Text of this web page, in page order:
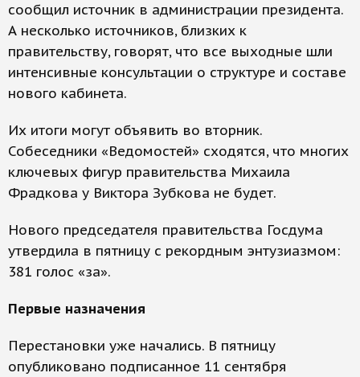
сообщил источник в администрации президента.
А несколько источников, близких к
правительству, говорят, что все выходные шли
интенсивные консультации о структуре и составе
нового кабинета.
Их итоги могут объявить во вторник.
Собеседники «Ведомостей» сходятся, что многих
ключевых фигур правительства Михаила
Фрадкова у Виктора Зубкова не будет.
Нового председателя правительства Госдума
утвердила в пятницу с рекордным энтузиазмом:
381 голос «за».
Первые назначения
Перестановки уже начались. В пятницу
опубликовано подписанное 11 сентября